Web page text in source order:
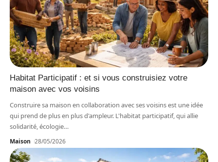
Habitat Participatif : et si vous construisiez votre
maison avec vos voisins
Construire sa maison en collaboration avec ses voisins est une idée
qui prend de plus en plus d'ampleur. L'habitat participatif, qui allie
solidarité, écologie…
Maison 28/05/2026